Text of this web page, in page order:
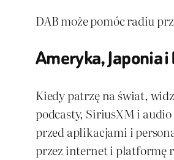
DAB może pomóc radiu
Ameryka, Japonia
Kiedy patrzę na świat,
podcasty, SiriusXM i
przed aplikacjami i
przez internet i platformę